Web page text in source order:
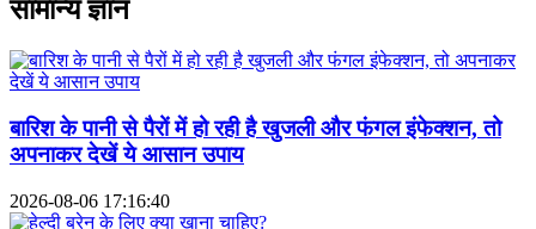
सामान्य ज्ञान
बारिश के पानी से पैरों में हो रही है खुजली और फंगल इंफेक्शन, तो
अपनाकर देखें ये आसान उपाय
2026-08-06 17:16:40